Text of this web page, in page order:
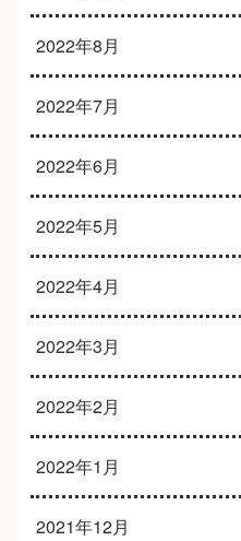
2022年8月
2022年7月
2022年6月
2022年5月
2022年4月
2022年3月
2022年2月
2022年1月
2021年12月